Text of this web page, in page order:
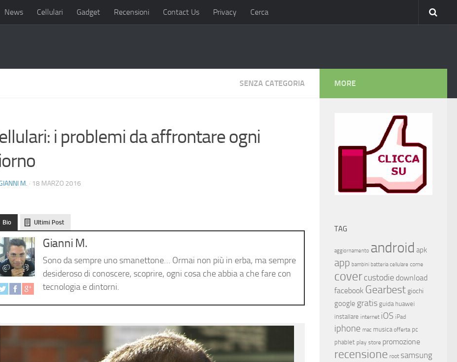
News Cellulari Gadget Recensioni Contact Us Privacy Cerca
SENZA CATEGORIA
i problemi da affrontare ogni
M. · 18 MARZO 2016
Bio Ultimi Post
Gianni M.
Sono da sempre uno smanettone… Ormai non più in erba, ma sempre
desideroso di conoscere, scoprire, ogni cosa che abbia a che fare con
tecnologia e dintorni.
MORE
TAG
aggiornamento android apk
app bambini batteria cellulare come
covercustodie download
facebook Gearbest giochi
google gratis guida huawei
installare internet iOS iPad
iphone mac musica offerta pc
phablet play store promozione
recensione root samsung